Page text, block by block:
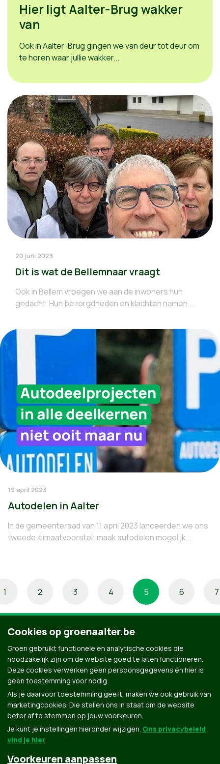
Hier ligt Aalter-Brug wakker
van
Ook in Aalter-Brug gingen we van deur tot deur om
te horen waar jullie wakker...
20 juni 2023
Dit is wat de Bellemnaar vraagt
Ook in Bellem vroegen we aan de inwoners hun
gedacht. Hun bezorgdheden en klachten namen...
19 april 2023
Autodelen in Aalter
In de gemeenteraad van 11 april 2023 lanceerden we ons
tweede klimaatvoorstel: maak autodelen mogelijk...
1 2 3 4 5 6 7
Cookies op groenaalter.be
Groen gebruikt functionele en analytische cookies die
noodzakelijk zijn om de website goed te laten functioneren.
Deze cookies verwerken geen persoonsgegevens en hier is
geen toestemming voor nodig.
Als je daarvoor toestemming geeft, maken we ook gebruik van
marketingcookies. Die stellen ons in staat om de website
beter af te stemmen op jouw voorkeuren.
Je kunt je instellingen hieronder wijzigen. Ons privacybeleid
vind je hier.
Voorkeuren aanpassen